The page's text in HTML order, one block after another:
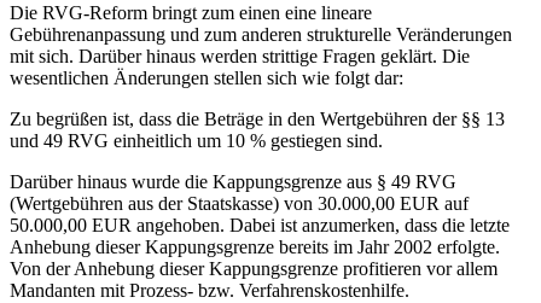
Die RVG-Reform bringt zum einen eine lineare
Gebührenanpassung und zum anderen strukturelle Veränderungen
mit sich. Darüber hinaus werden strittige Fragen geklärt. Die
wesentlichen Änderungen stellen sich wie folgt dar:
Zu begrüßen ist, dass die Beträge in den Wertgebühren der §§ 13
und 49 RVG einheitlich um 10 % gestiegen sind.
Darüber hinaus wurde die Kappungsgrenze aus § 49 RVG
(Wertgebühren aus der Staatskasse) von 30.000,00 EUR auf
50.000,00 EUR angehoben. Dabei ist anzumerken, dass die letzte
Anhebung dieser Kappungsgrenze bereits im Jahr 2002 erfolgte.
Von der Anhebung dieser Kappungsgrenze profitieren vor allem
Mandanten mit Prozess- bzw. Verfahrenskostenhilfe.